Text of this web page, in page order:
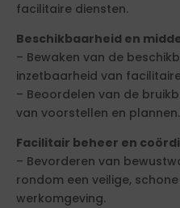
facilitaire diensten.
Beschikbaarheid en
– Bewaken van de
inzetbaarheid van
– Beoordelen van de
van voorstellen en plannen.
Facilitair beheer en
– Bevorderen van
rondom een veilige,
werkomgeving.